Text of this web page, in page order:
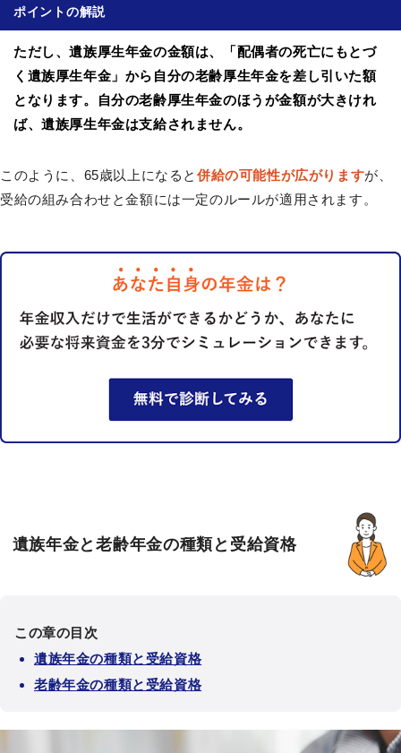
ポイントの解説
ただし、遺族厚生年金の金額は、「配偶者の死亡にもとづ
く遺族厚生年金」から自分の老齢厚生年金を差し引いた額
となります。自分の老齢厚生年金のほうが金額が大きけれ
ば、遺族厚生年金は支給されません。
このように、65歳以上になると 併給の可能性が広がりますが、
受給の組み合わせと金額には一定のルールが適用されます。
遺族年金と老齢年金の種類と受給資格
この章の目次
遺族年金の種類と受給資格
老齢年金の種類と受給資格